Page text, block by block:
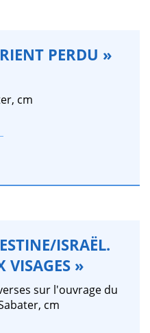
PERDU »
cm
ISRAËL.
VISAGES »
sur l'ouvrage du
cm